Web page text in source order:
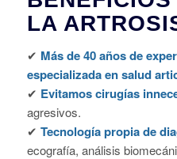
LA
✔ Más de 40 años de
especializada en salud
✔ Evitamos cirugías
agresivos.
✔ Tecnología propia de
ecografía, análisis